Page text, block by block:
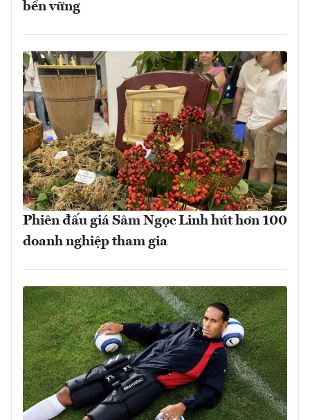
bền vững
Phiên đấu giá Sâm Ngọc Linh hút hơn 100
doanh nghiệp tham gia